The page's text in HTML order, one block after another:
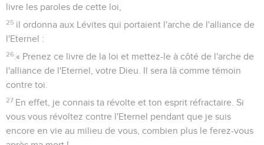
livre les paroles de cette loi,
25 il ordonna aux Lévites qui portaient l'arche de l'alliance de
l'Eternel :
26 « Prenez ce livre de la loi et mettez-le à côté de l'arche de
l'alliance de l'Eternel, votre Dieu. Il sera là comme témoin
contre toi.
27 En effet, je connais ta révolte et ton esprit réfractaire. Si
vous vous révoltez contre l'Eternel pendant que je suis
encore en vie au milieu de vous, combien plus le ferez-vous